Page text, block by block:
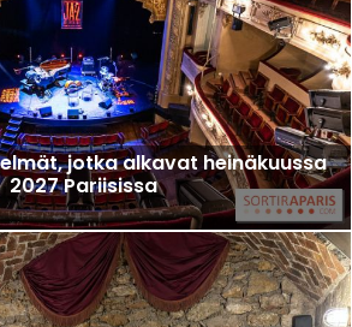
jotka alkavat heinäkuussa
2027 Pariisissa